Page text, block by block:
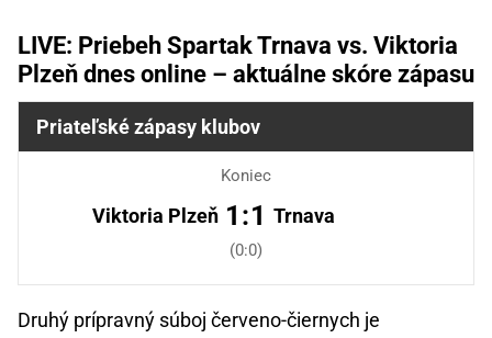
LIVE: Priebeh Spartak Trnava vs. Viktoria
Plzeň dnes online – aktuálne skóre zápasu
Priateľské zápasy klubov
Koniec
Viktoria Plzeň 1:1 Trnava
(0:0)
Druhý prípravný súboj červeno-čiernych je